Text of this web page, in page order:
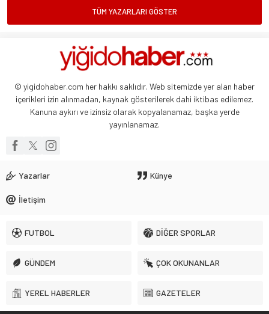
Mustafa Ateş
Abdullah Yiğit
TÜM YAZARLARI GÖSTER
© yigidohaber.com her hakkı saklıdır. Web sitemizde yer alan haber
içerikleri izin alınmadan, kaynak gösterilerek dahi iktibas edilemez.
Kanuna aykırı ve izinsiz olarak kopyalanamaz, başka yerde
yayınlanamaz.
Yazarlar Künye
İletişim
FUTBOL DİĞER SPORLAR
GÜNDEM ÇOK OKUNANLAR
YEREL HABERLER GAZETELER